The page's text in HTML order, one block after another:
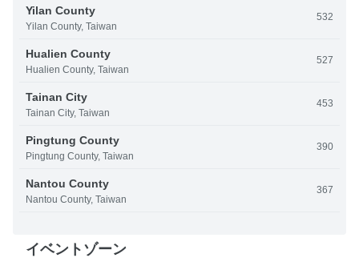
Yilan County
Yilan County, Taiwan
532
Hualien County
Hualien County, Taiwan
527
Tainan City
Tainan City, Taiwan
453
Pingtung County
Pingtung County, Taiwan
390
Nantou County
Nantou County, Taiwan
367
イベントゾーン